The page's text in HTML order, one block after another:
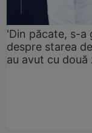
'Din păcate, s-a
despre starea
au avut cu două